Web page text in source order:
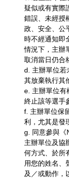
疑似或有實際
錯誤、未經授
政、安全、公
時不經通知即
情況下，主辦
取消當日仍合
d. 主辦單位若
其放棄執行其
e. 主辦單位有
終止該等選手
f. 主辦單位保
利，尤其是發
g. 同意參與《
主辦單位及協
何方式、於所
用您的姓名、
及／或動作，